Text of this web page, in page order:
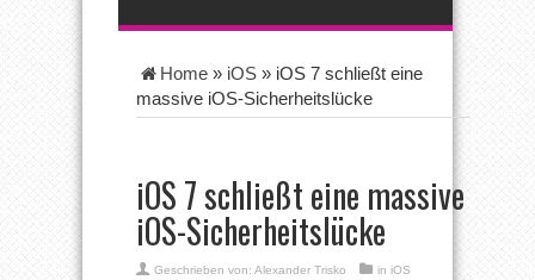
Home » iOS » iOS 7 schließt eine
massive iOS-Sicherheitslücke
iOS 7 schließt eine massive
iOS-Sicherheitslücke
Geschrieben von: Alexander Trisko in iOS